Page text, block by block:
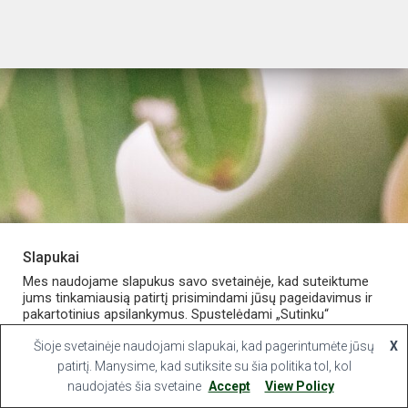
PARDUOTUVĖ APIE VAISTINĘ MANO PASKYRA
KONTAKTAI
Hestia | Developed byThemeIsle
Slapukai
Mes naudojame slapukus savo svetainėje, kad suteiktume
jums tinkamiausią patirtį prisimindami jūsų pageidavimus ir
pakartotinius apsilankymus. Spustelėdami „Sutinku“
sutinkate naudoti VISUS slapukus.
Slapukų nustatymai Sutinku
Šioje svetainėje naudojami slapukai, kad pagerintumėte jūsų
patirtį. Manysime, kad sutiksite su šia politika tol, kol
naudojatės šia svetaine
X
Accept View Policy